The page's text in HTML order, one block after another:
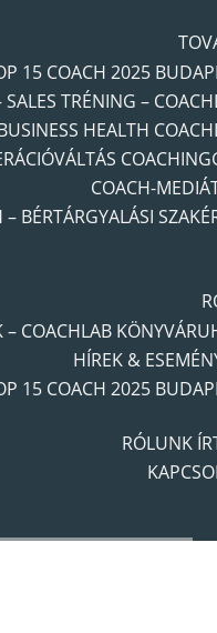
15 COACH 2025
SALES TRÉNING –
HEALTH
COACH-
– BÉRTÁRGYALÁSI
– COACHLAB
HÍREK &
15 COACH 2025
RÓLUNK